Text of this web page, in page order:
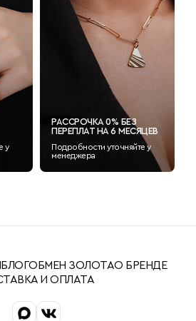
у
РАССРОЧКА 0% БЕЗ
ПЕРЕПЛАТ НА 6 МЕСЯЦЕВ
Подробности уточняйте у
менеджера
БЛОГОБМЕН ЗОЛОТАО БРЕНДЕ
И ОПЛАТА